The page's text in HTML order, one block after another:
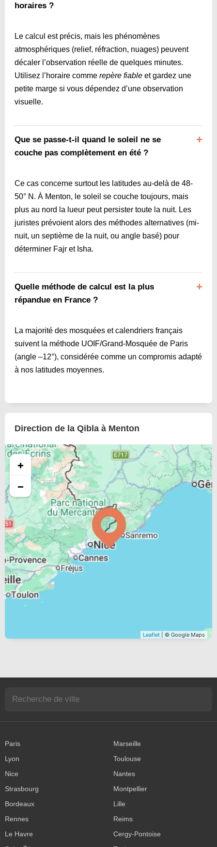
horaires ?
Le calcul est précis, mais les phénomènes
atmosphériques (relief, réfraction, nuages) peuvent
décaler l’observation réelle de quelques minutes.
Utilisez l’horaire comme repère fiable et gardez une
petite marge si vous dépendez d’une observation
visuelle.
Que se passe-t-il quand le soleil ne se
couche pas complètement en été ?
Ce cas concerne surtout les latitudes au-delà de 48-
50° N. À Menton, le soleil se couche toujours, mais
plus au nord la lueur peut persister toute la nuit. Les
juristes prévoient alors des méthodes alternatives (mi-
nuit, un septième de la nuit, ou angle basé) pour
déterminer Fajr et Isha.
Quelle méthode de calcul est la plus
répandue en France ?
La majorité des mosquées et calendriers français
suivent la méthode UOIF/Grand-Mosquée de Paris
(angle –12°), considérée comme un compromis adapté
à nos latitudes moyennes.
Direction de la Qibla à Menton
+
−
Leaflet | © Google Maps
Paris
Marseille
Lyon
Toulouse
Nice
Nantes
Strasbourg
Montpellier
Bordeaux
Lille
Rennes
Reims
Le Havre
Cergy-Pontoise